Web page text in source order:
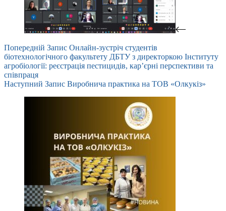
Попередній Запис Онлайн-зустріч студентів
біотехнологічного факультету ДБТУ з директоркою Інституту
агробіології: реєстрація пестицидів, кар’єрні перспективи та
співпраця
Наступний Запис Виробнича практика на ТОВ «Олкукіз»